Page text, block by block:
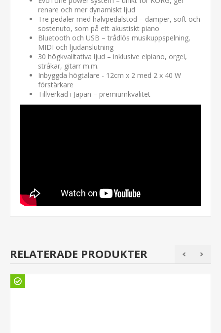
renare och mer dynamiskt ljud
Tre pedaler med halvpedalstöd – damper, soft och
sostenuto, som på ett akustiskt piano
Bluetooth och USB – trådlös musikuppspelning,
MIDI och ljudanslutning
30 högkvalitativa ljud – inklusive elpiano, orgel,
stråkar, gitarr m.m.
Inbyggda högtalare - 12cm x 2 med 2 x 40 W
förstärkare
Tillverkad i Japan – premiumkvalitet
RELATERADE PRODUKTER